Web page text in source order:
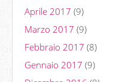
Aprile 2017 (9)
Marzo 2017 (9)
Febbraio 2017 (8)
Gennaio 2017 (9)